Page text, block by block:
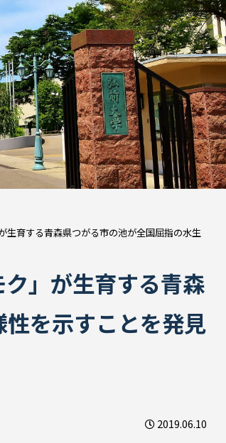
生育する青森県つがる市の池が全国屈指の水生
ク」が生育する青森
を示すことを発見
2019.06.10